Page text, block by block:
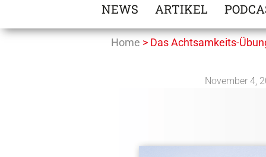
NEWS ARTIKEL
Home > Das Achtsamkeits-
November 4,